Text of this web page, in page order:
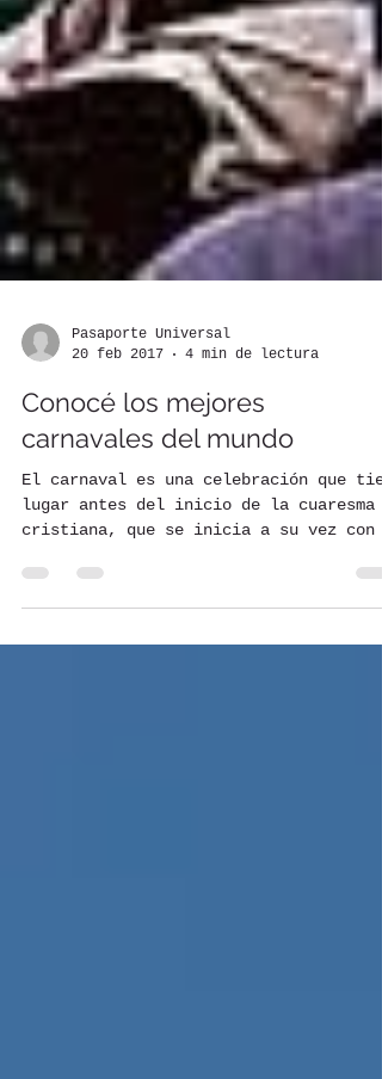
Pasaporte Universal
20 feb 2017
4 min de lectura
carnavales del mundo
El carnaval es una celebración que
lugar antes del inicio de la cuaresma
Miércoles de...